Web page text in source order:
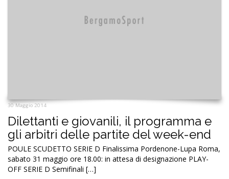
30 Maggio 2014
Dilettanti e giovanili, il programma e
gli arbitri delle partite del week-end
POULE SCUDETTO SERIE D Finalissima Pordenone-Lupa Roma,
sabato 31 maggio ore 18.00: in attesa di designazione PLAY-
OFF SERIE D Semifinali […]